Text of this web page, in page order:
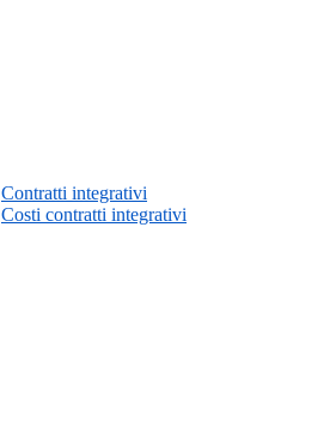
Contratti integrativi
Costi contratti integrativi